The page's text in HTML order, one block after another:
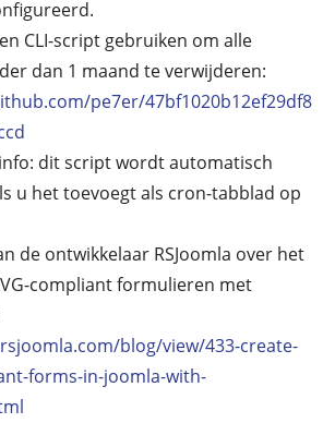
CLI-script gebruiken om alle
dan 1 maand te verwijderen:
pe7er/47bf1020b12ef29df8
dit script wordt automatisch
u het toevoegt als cron-tabblad op
de ontwikkelaar RSJoomla over het
compliant formulieren met
blog/view/433-create-
forms-in-joomla-with-